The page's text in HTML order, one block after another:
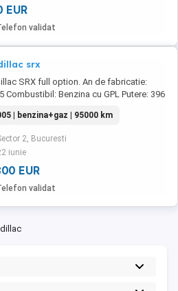
EUR
validat
srx
SRX full option. An de fabricatie:
Combustibil: Benzina cu GPL Putere: 396
de viteze: Automata Rulaj: 42 000 km
Partea stanga 4x4
| benzina+gaz | 95000 km
2, Bucuresti
iunie
EUR
validat